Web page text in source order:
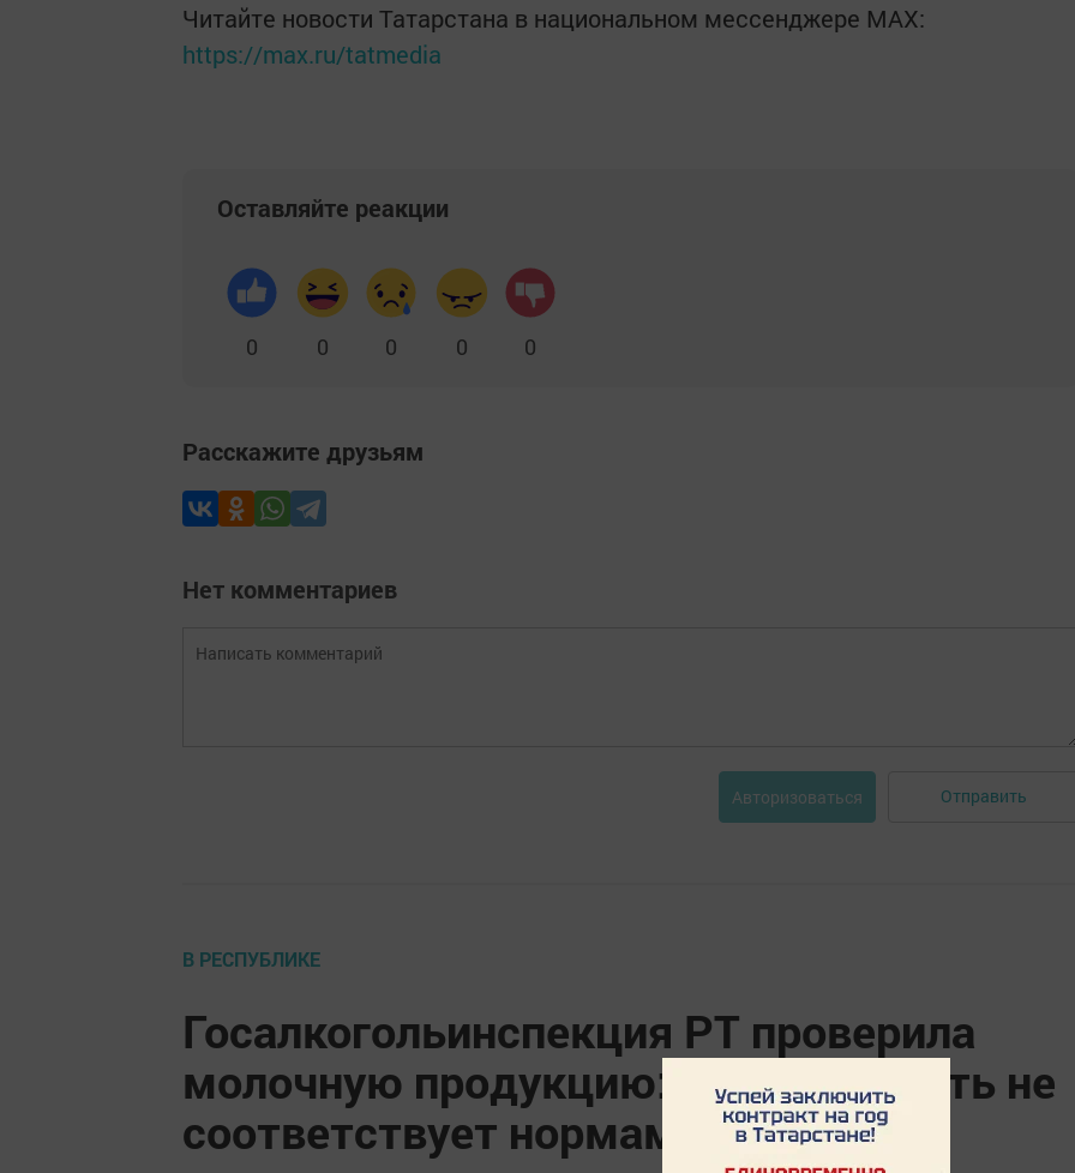
Читайте новости Татарстана в национальном мессенджере MАХ:
https://max.ru/tatmedia
Оставляйте реакции
0 0 0 0 0
Расскажите друзьям
Нет комментариев
Авторизоваться Отправить
В РЕСПУБЛИКЕ
Госалкогольинспекция РТ проверила
молочную продукцию: ее пятая часть не
соответствует нормам